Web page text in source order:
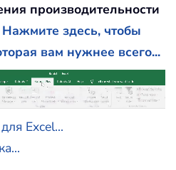
производительности
Нажмите здесь, чтобы
вам нужнее всего...
Excel...